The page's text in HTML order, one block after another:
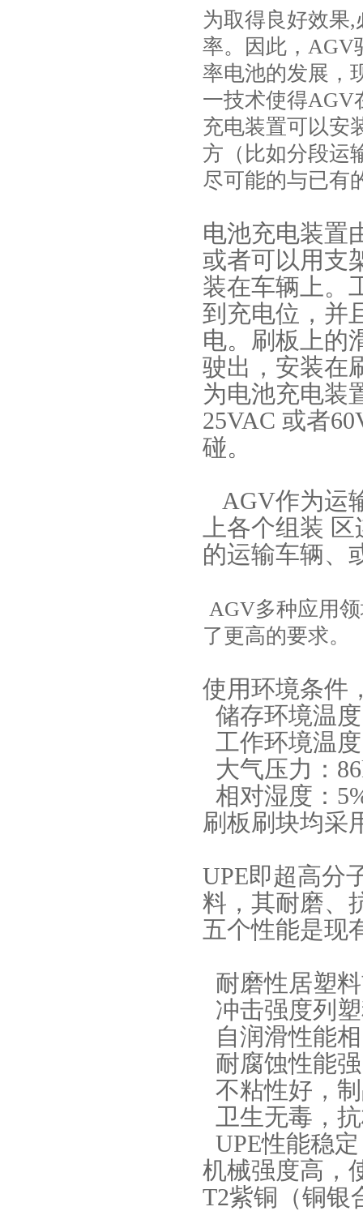
为取得良好效果
率。因此，AGV
率电池的发展，
一技术使得AGV
充电装置可以安
方（比如分段运
尽可能的与已有
电池充电装置
或者可以用支
装在车辆上。
到充电位，并
电。刷板上的
驶出，安装在
为电池充电装
25VAC 或者
碰。
AGV作为运
上各个组装
的运输车辆、
AGV多种应用
了更高的要求。
使用环境条件
储存环境温
工作环境温
大气压力：
相对湿度：
刷板刷块均采
UPE即超高分
料，其耐磨、
五个性能是现
耐磨性居塑
冲击强度列
自润滑性能
耐腐蚀性能
不粘性好，
卫生无毒，
UPE性能稳
机械强度高，
T2紫铜（铜银